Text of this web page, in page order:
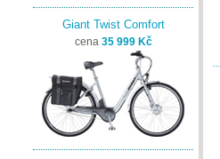
Giant Twist Comfort
cena 35 999 Kč